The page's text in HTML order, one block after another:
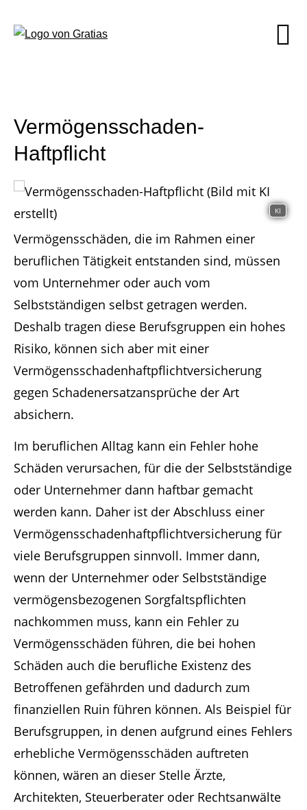
Vermögensschaden-
Haftpflicht
KI
Vermögensschäden, die im Rahmen einer
beruflichen Tätigkeit entstanden sind, müssen
vom Unternehmer oder auch vom
Selbstständigen selbst getragen werden.
Deshalb tragen diese Berufsgruppen ein hohes
Risiko, können sich aber mit einer
Vermögensschadenhaftpflichtversicherung
gegen Schadenersatzansprüche der Art
absichern.
Im beruflichen Alltag kann ein Fehler hohe
Schäden verursachen, für die der Selbstständige
oder Unternehmer dann haftbar gemacht
werden kann. Daher ist der Abschluss einer
Vermögensschadenhaftpflichtversicherung für
viele Berufsgruppen sinnvoll. Immer dann,
wenn der Unternehmer oder Selbstständige
vermögensbezogenen Sorgfaltspflichten
nachkommen muss, kann ein Fehler zu
Vermögensschäden führen, die bei hohen
Schäden auch die berufliche Existenz des
Betroffenen gefährden und dadurch zum
finanziellen Ruin führen können. Als Beispiel für
Berufsgruppen, in denen aufgrund eines Fehlers
erhebliche Vermögensschäden auftreten
können, wären an dieser Stelle Ärzte,
Architekten, Steuerberater oder Rechtsanwälte